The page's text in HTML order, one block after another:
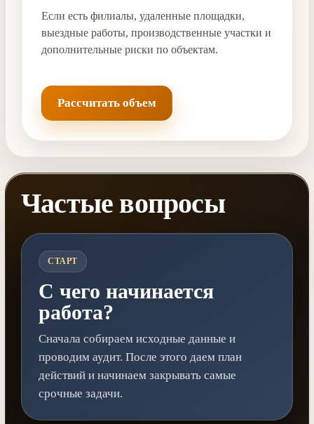
Если есть филиалы, удаленные площадки,
выездные работы, производственные участки и
дополнительные риски по объектам.
Рассчитать объем
Частые вопросы
СТАРТ
С чего начинается
работа?
Сначала собираем исходные данные и
проводим аудит. После этого даем план
действий и начинаем закрывать самые
срочные задачи.